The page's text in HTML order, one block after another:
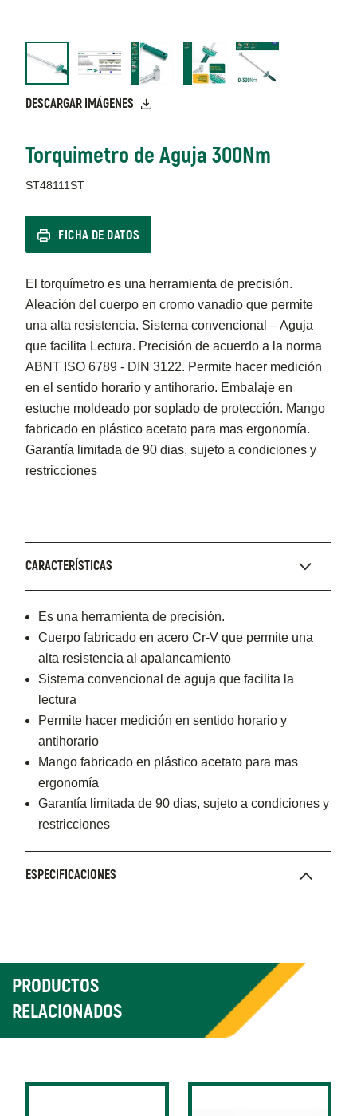
DESCARGAR IMÁGENES
Torquimetro de Aguja 300Nm
ST48111ST
FICHA DE DATOS
El torquímetro es una herramienta de precisión.
Aleación del cuerpo en cromo vanadio que permite
una alta resistencia. Sistema convencional – Aguja
que facilita Lectura. Precisión de acuerdo a la norma
ABNT ISO 6789 - DIN 3122. Permite hacer medición
en el sentido horario y antihorario. Embalaje en
estuche moldeado por soplado de protección. Mango
fabricado en plástico acetato para mas ergonomía.
Garantía limitada de 90 dias, sujeto a condiciones y
restricciones
CARACTERÍSTICAS
Es una herramienta de precisión.
Cuerpo fabricado en acero Cr-V que permite una
alta resistencia al apalancamiento
Sistema convencional de aguja que facilita la
lectura
Permite hacer medición en sentido horario y
antihorario
Mango fabricado en plástico acetato para mas
ergonomía
Garantía limitada de 90 dias, sujeto a condiciones y
restricciones
ESPECIFICACIONES
PRODUCTOS
RELACIONADOS